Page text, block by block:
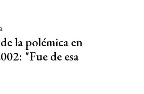
la polémica en
"Fue de esa